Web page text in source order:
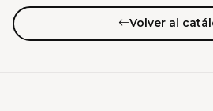
Volver al